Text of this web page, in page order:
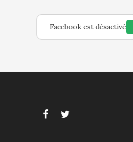
Facebook est désactivé